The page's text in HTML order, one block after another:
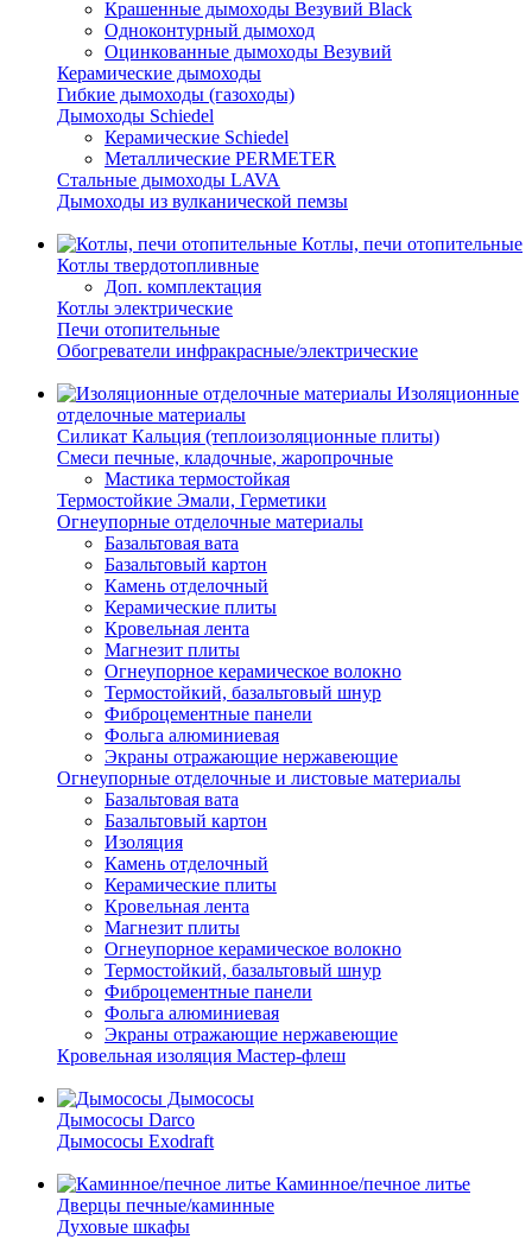
Крашенные дымоходы Везувий Black
Одноконтурный дымоход
Оцинкованные дымоходы Везувий
Керамические дымоходы
Гибкие дымоходы (газоходы)
Дымоходы Schiedel
Керамические Schiedel
Металлические PERMETER
Стальные дымоходы LAVA
Дымоходы из вулканической пемзы
Котлы, печи отопительные
Котлы твердотопливные
Доп. комплектация
Котлы электрические
Печи отопительные
Обогреватели инфракрасные/электрические
Изоляционные
отделочные материалы
Силикат Кальция (теплоизоляционные плиты)
Смеси печные, кладочные, жаропрочные
Мастика термостойкая
Термостойкие Эмали, Герметики
Огнеупорные отделочные материалы
Базальтовая вата
Базальтовый картон
Камень отделочный
Керамические плиты
Кровельная лента
Магнезит плиты
Огнеупорное керамическое волокно
Термостойкий, базальтовый шнур
Фиброцементные панели
Фольга алюминиевая
Экраны отражающие нержавеющие
Огнеупорные отделочные и листовые материалы
Базальтовая вата
Базальтовый картон
Изоляция
Камень отделочный
Керамические плиты
Кровельная лента
Магнезит плиты
Огнеупорное керамическое волокно
Термостойкий, базальтовый шнур
Фиброцементные панели
Фольга алюминиевая
Экраны отражающие нержавеющие
Кровельная изоляция Мастер-флеш
Дымососы
Дымососы Darco
Дымососы Exodraft
Каминное/печное литье
Дверцы печные/каминные
Духовые шкафы